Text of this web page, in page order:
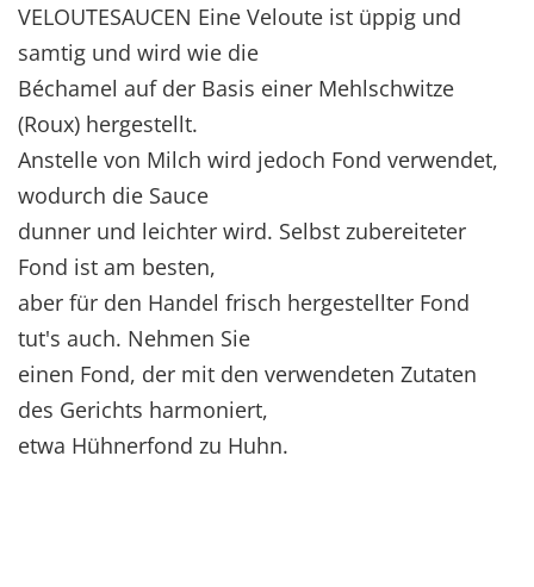
VELOUTESAUCEN Eine Veloute ist üppig und
samtig und wird wie die
Béchamel auf der Basis einer Mehlschwitze
(Roux) hergestellt.
Anstelle von Milch wird jedoch Fond verwendet,
wodurch die Sauce
dunner und leichter wird. Selbst zubereiteter
Fond ist am besten,
aber für den Handel frisch hergestellter Fond
tut's auch. Nehmen Sie
einen Fond, der mit den verwendeten Zutaten
des Gerichts harmoniert,
etwa Hühnerfond zu Huhn.